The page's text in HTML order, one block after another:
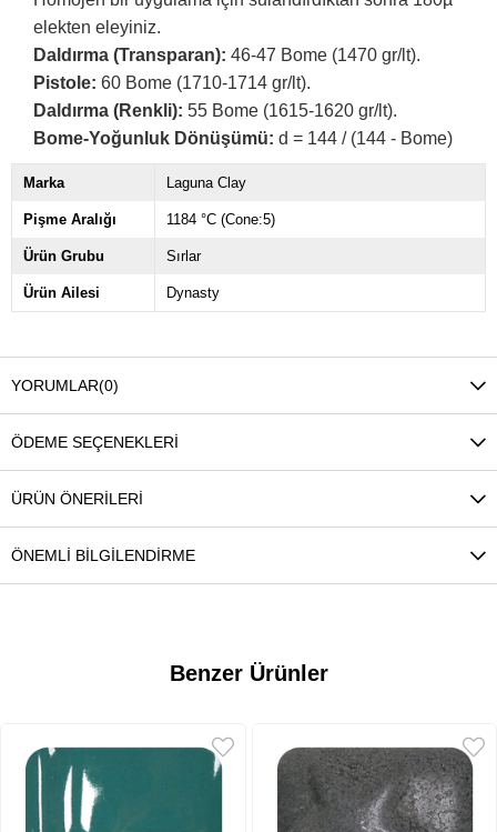
elekten eleyiniz.
Daldırma (Transparan): 46-47 Bome (1470 gr/lt).
Pistole: 60 Bome (1710-1714 gr/lt).
Daldırma (Renkli): 55 Bome (1615-1620 gr/lt).
Bome-Yoğunluk Dönüşümü: d = 144 / (144 - Bome)
Marka Laguna Clay
Pişme Aralığı 1184 °C (Cone:5)
Ürün Grubu Sırlar
Ürün Ailesi Dynasty
YORUMLAR(0)
ÖDEME SEÇENEKLERI
ÜRÜN ÖNERILERI
ÖNEMLI BILGILENDIRME
Benzer Ürünler